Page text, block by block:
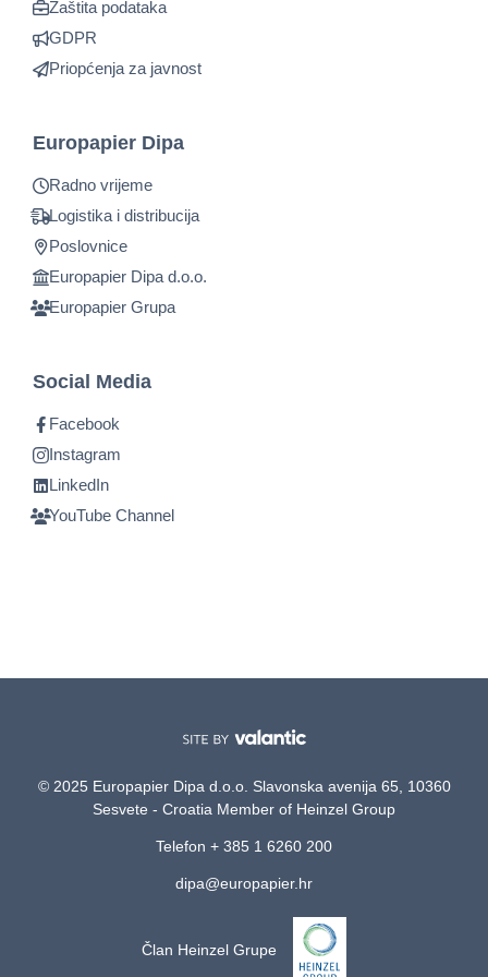
Zaštita podataka
GDPR
Priopćenja za javnost
Europapier Dipa
Radno vrijeme
Logistika i distribucija
Poslovnice
Europapier Dipa d.o.o.
Europapier Grupa
Social Media
Facebook
Instagram
LinkedIn
YouTube Channel
© 2025 Europapier Dipa d.o.o. Slavonska avenija 65, 10360
Sesvete - Croatia Member of Heinzel Group
Telefon + 385 1 6260 200
dipa@europapier.hr
Član Heinzel Grupe